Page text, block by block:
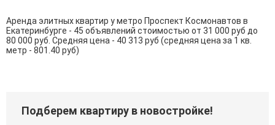
Аренда элитных квартир у метро Проспект Космонавтов в
Екатеринбурге - 45 объявлений стоимостью от 31 000 руб до
80 000 руб. Средняя цена - 40 313 руб (средняя цена за 1 кв.
метр - 801.40 руб)
Подберем квартиру в новостройке!